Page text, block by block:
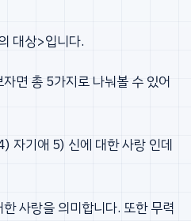
대상>입니다.
면 총 5가지로 나눠볼 수 있어
자기애 5) 신에 대한 사랑 인데
사랑을 의미합니다. 또한 무력